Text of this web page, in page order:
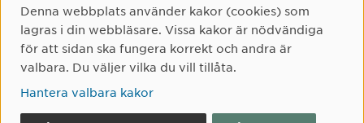
Instagram
TikTok
Youtube
Cookie-samtycke
Denna webbplats använder kakor (cookies) som
lagras i din webbläsare. Vissa kakor är nödvändiga
för att sidan ska fungera korrekt och andra är
valbara. Du väljer vilka du vill tillåta.
Hantera valbara kakor